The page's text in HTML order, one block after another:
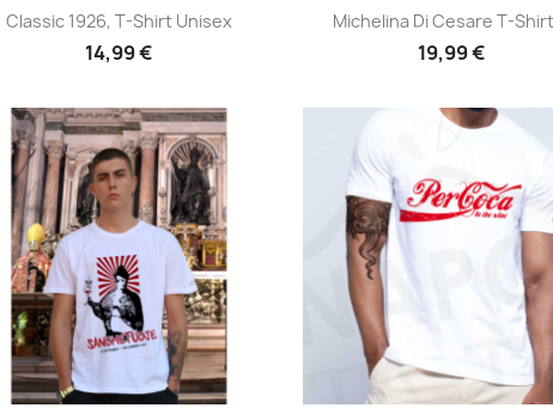
Anteprima
Classic 1926, T-Shirt Unisex
14,99 €
Anteprima
Michelina Di Cesare T-
19,99 €